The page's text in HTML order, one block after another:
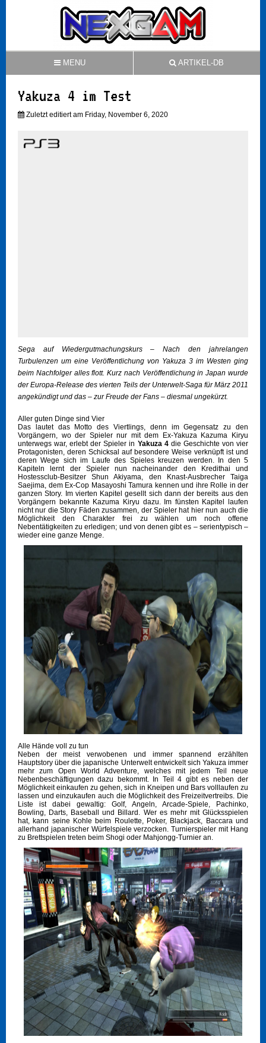
MENU ARTIKEL-DB
Yakuza 4 im Test
Zuletzt editiert am Friday, November 6, 2020
Sega auf Wiedergutmachungskurs – Nach den jahrelangen
Turbulenzen um eine Veröffentlichung von Yakuza 3 im Westen ging
beim Nachfolger alles flott. Kurz nach Veröffentlichung in Japan wurde
der Europa-Release des vierten Teils der Unterwelt-Saga für März 2011
angekündigt und das – zur Freude der Fans – diesmal ungekürzt.
Aller guten Dinge sind Vier
Das lautet das Motto des Viertlings, denn im Gegensatz zu den
Vorgängern, wo der Spieler nur mit dem Ex-Yakuza Kazuma Kiryu
unterwegs war, erlebt der Spieler in Yakuza 4die Geschichte von vier
Protagonisten, deren Schicksal auf besondere Weise verknüpft ist und
deren Wege sich im Laufe des Spieles kreuzen werden. In den 5
Kapiteln lernt der Spieler nun nacheinander den Kredithai und
Hostessclub-Besitzer Shun Akiyama, den Knast-Ausbrecher Taiga
Saejima, dem Ex-Cop Masayoshi Tamura kennen und ihre Rolle in der
ganzen Story. Im vierten Kapitel gesellt sich dann der bereits aus den
Vorgängern bekannte Kazuma Kiryu dazu. Im fünsten Kapitel laufen
nicht nur die Story Fäden zusammen, der Spieler hat hier nun auch die
Möglichkeit den Charakter frei zu wählen um noch offene
Nebentätigkeiten zu erledigen; und von denen gibt es – serientypisch –
wieder eine ganze Menge.
Alle Hände voll zu tun
Neben der meist verwobenen und immer spannend erzählten
Hauptstory über die japanische Unterwelt entwickelt sich Yakuza immer
mehr zum Open World Adventure, welches mit jedem Teil neue
Nebenbeschäftigungen dazu bekommt. In Teil 4 gibt es neben der
Möglichkeit einkaufen zu gehen, sich in Kneipen und Bars volllaufen zu
lassen und einzukaufen auch die Möglichkeit des Freizeitvertreibs. Die
Liste ist dabei gewaltig: Golf, Angeln, Arcade-Spiele, Pachinko,
Bowling, Darts, Baseball und Billard. Wer es mehr mit Glücksspielen
hat, kann seine Kohle beim Roulette, Poker, Blackjack, Baccara und
allerhand japanischer Würfelspiele verzocken. Turnierspieler mit Hang
zu Brettspielen treten beim Shogi oder Mahjongg-Turnier an.